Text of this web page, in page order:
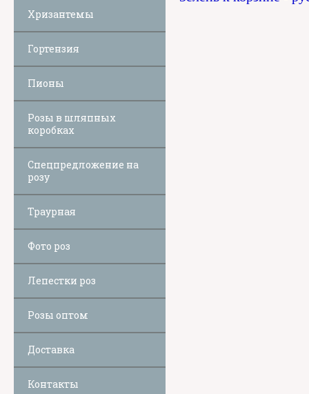
Хризантемы
Гортензия
Пионы
Розы в шляпных
коробках
Спецпредложение на
розу
Траурная
Фото роз
Лепестки роз
Розы оптом
Доставка
Контакты